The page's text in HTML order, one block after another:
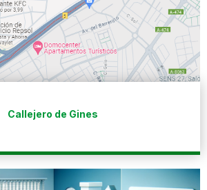
Callejero de Gines